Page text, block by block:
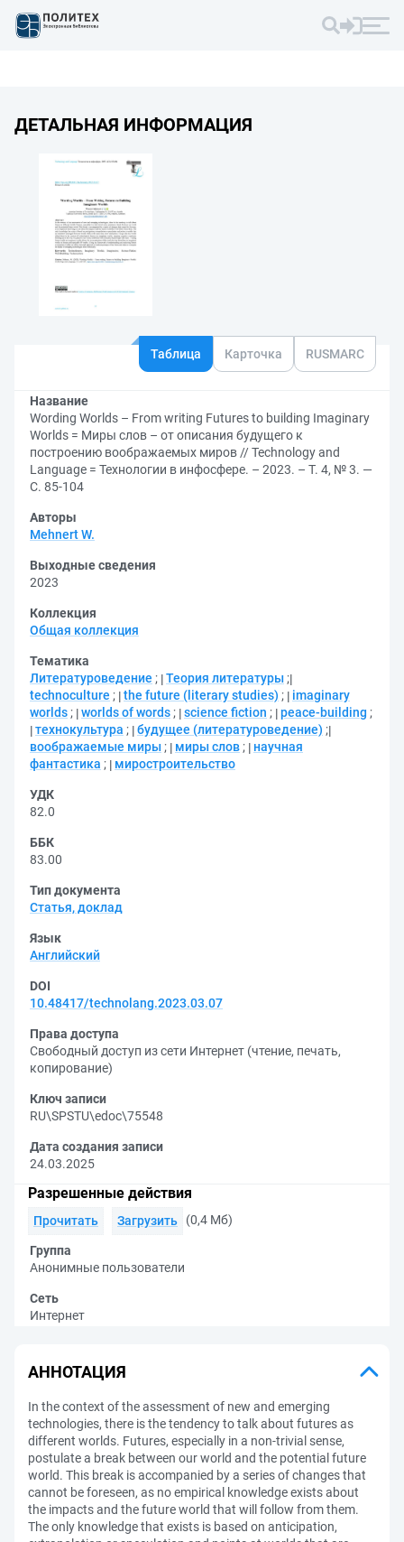
ДЕТАЛЬНАЯ ИНФОРМАЦИЯ
Таблица Карточка RUSMARC
Название
Wording Worlds – From writing Futures to building Imaginary
Worlds = Миры слов – от описания будущего к
построению воображаемых миров // Technology and
Language = Технологии в инфосфере. – 2023. – Т. 4, № 3. —
С. 85-104
Авторы
Mehnert W.
Выходные сведения
2023
Коллекция
Общая коллекция
Тематика
Литературоведение ; Теория литературы ;
technoculture ; the future (literary studies) ;
imaginary
worlds ; worlds of words ; science fiction ; peace-building ;
технокультура ; будущее (литературоведение) ;
воображаемые миры ; миры слов ;
научная
фантастика ; миростроительство
УДК
82.0
ББК
83.00
Тип документа
Статья, доклад
Язык
Английский
DOI
10.48417/technolang.2023.03.07
Права доступа
Свободный доступ из сети Интернет (чтение, печать,
копирование)
Ключ записи
RU\SPSTU\edoc\75548
Дата создания записи
24.03.2025
Разрешенные действия
Прочитать Загрузить (0,4 Мб)
Группа
Анонимные пользователи
Сеть
Интернет
АННОТАЦИЯ
In the context of the assessment of new and emerging
technologies, there is the tendency to talk about futures as
different worlds. Futures, especially in a non-trivial sense,
postulate a break between our world and the potential future
world. This break is accompanied by a series of changes that
cannot be foreseen, as no empirical knowledge exists about
the impacts and the future world that will follow from them.
The only knowledge that exists is based on anticipation,